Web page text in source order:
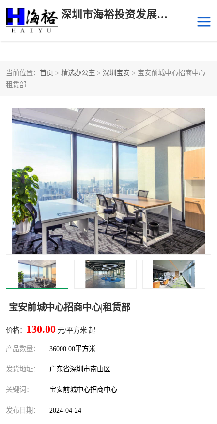
深圳市海裕投资发展有限公司
当前位置： 首页 > 精选办公室 > 深圳宝安 > 宝安前城中心招商中心|
租赁部
宝安前城中心招商中心|租赁部
价格： 130.00 元/平方米 起
产品数量： 36000.00平方米
发货地址： 广东省深圳市南山区
关键词： 宝安前城中心招商中心
发布日期： 2024-04-24
后海
科技园中区 南山华侨城
深圳湾科技生态园
宝安中心区
深圳宝安 福田车公庙
罗湖水贝 南山南油
龙华 罗湖区
宝安区 西乡
兴东 石岩
车公庙
中心区
南山区